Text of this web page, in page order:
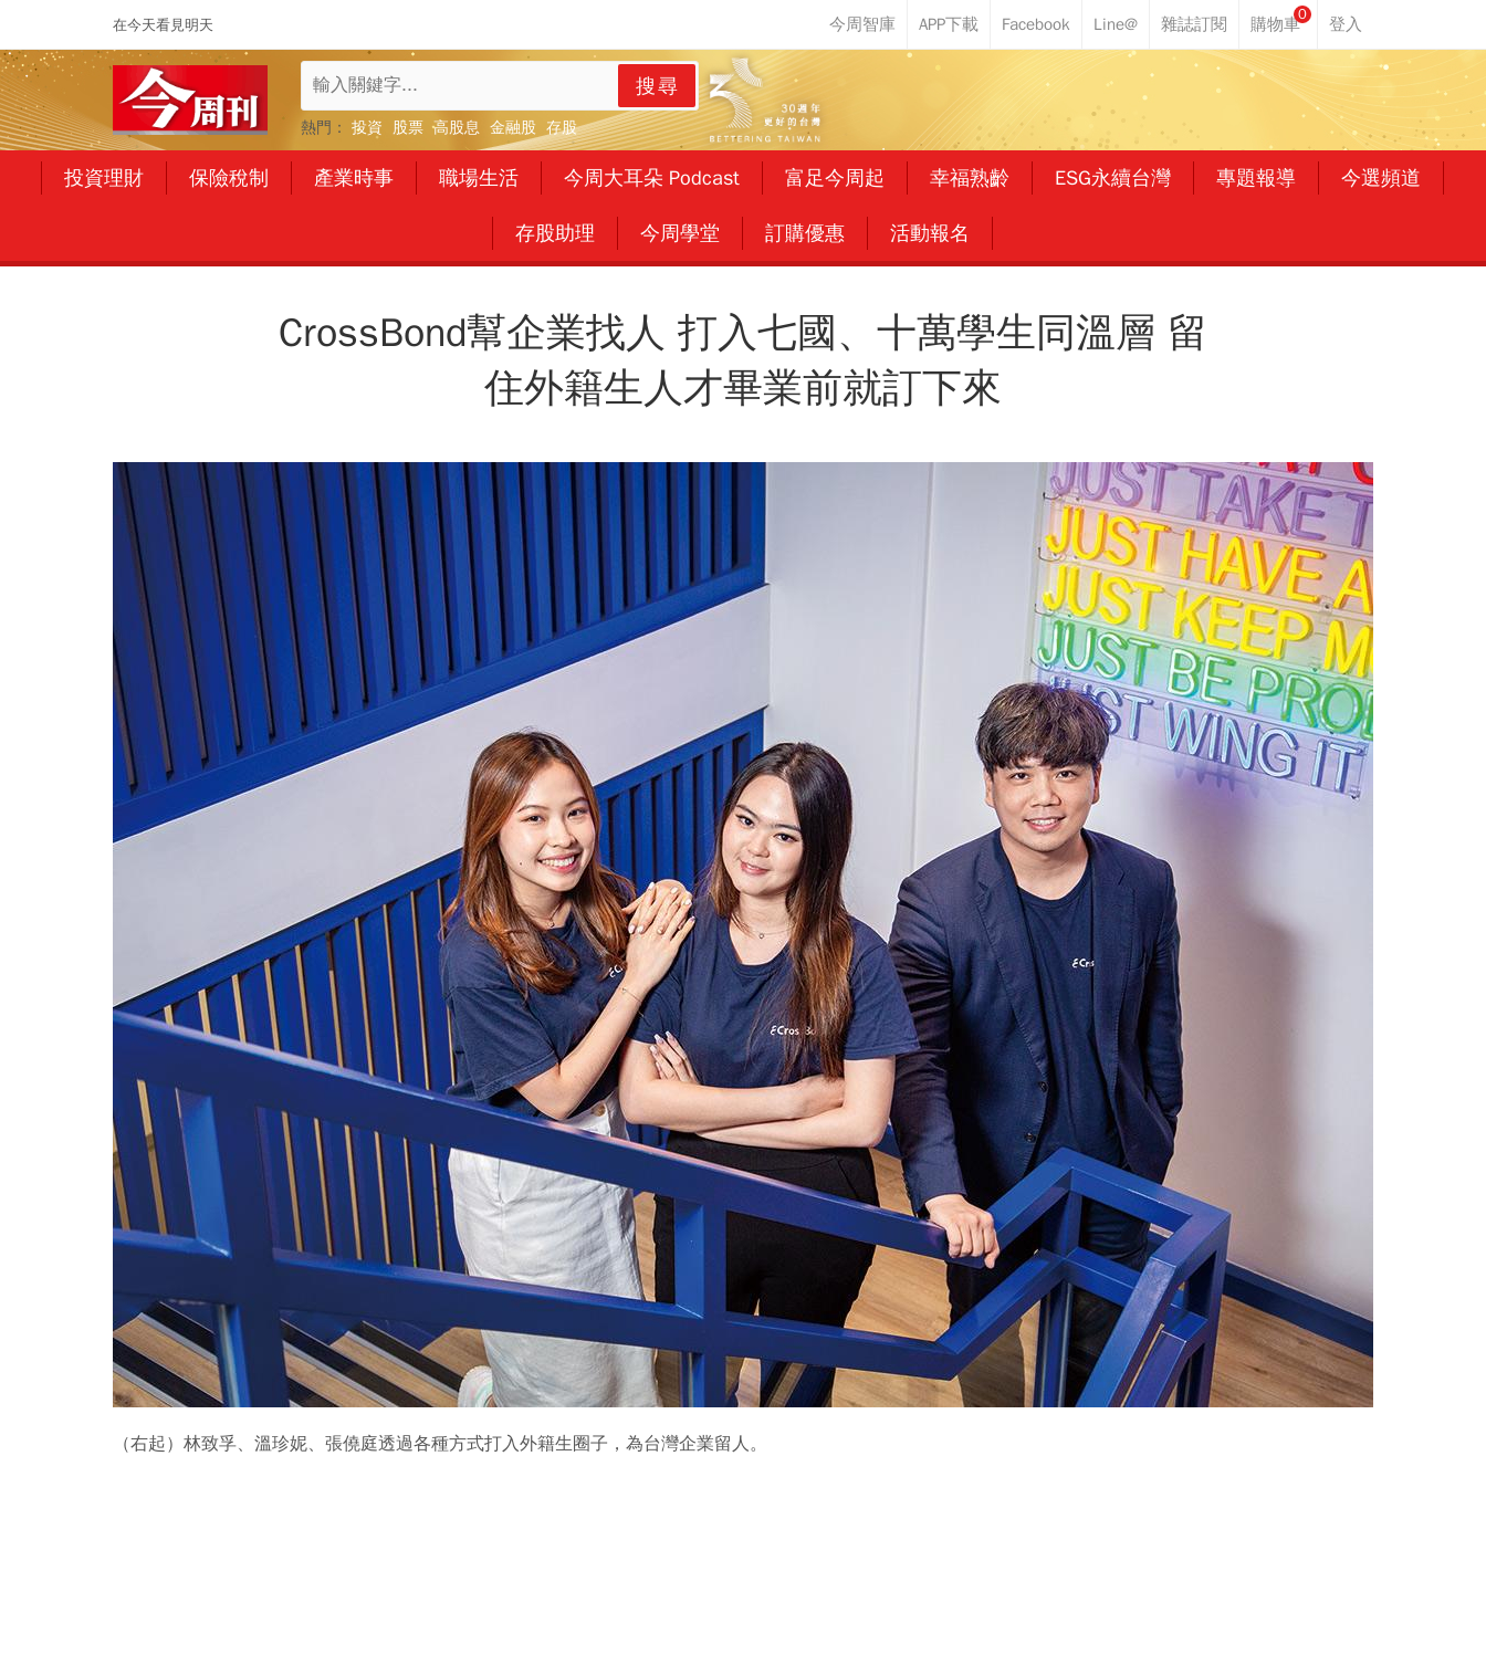
在今天看見明天
0
搜尋
熱門： 投資 股票 高股息 金融股 存股
投資理財 保險稅制 產業時事 職場生活 今周大耳朵 Podcast 富足今周起 幸福熟齡 ESG永續台灣 專題報導 今選頻道
存股助理 今周學堂 訂購優惠 活動報名
CrossBond幫企業找人 打入七國、十萬學生同溫層 留
住外籍生人才畢業前就訂下來
（右起）林致孚、溫珍妮、張僥庭透過各種方式打入外籍生圈子，為台灣企業留人。